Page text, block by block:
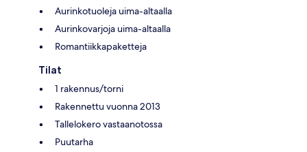
Aurinkotuoleja uima-altaalla
Aurinkovarjoja uima-altaalla
Romantiikkapaketteja
Tilat
1 rakennus/torni
Rakennettu vuonna 2013
Tallelokero vastaanotossa
Puutarha